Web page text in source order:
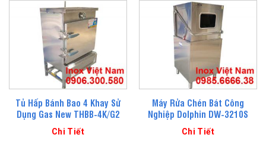
Tủ Hấp Bánh Bao 4 Khay Sử
Dụng Gas New THBB-4K/G2
Chi Tiết
Máy Rửa Chén Bát Công
Nghiệp Dolphin DW-3210S
Chi Tiết